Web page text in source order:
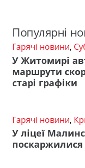
Популярні
Гарячі новини,
У Житомирі
маршрути
старі графіки
Гарячі новини,
У ліцеї
поскаржилися